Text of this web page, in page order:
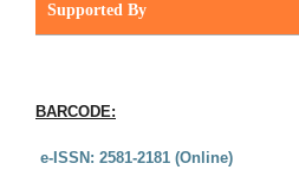
Supported By
BARCODE:
e-ISSN: 2581-2181 (Online)